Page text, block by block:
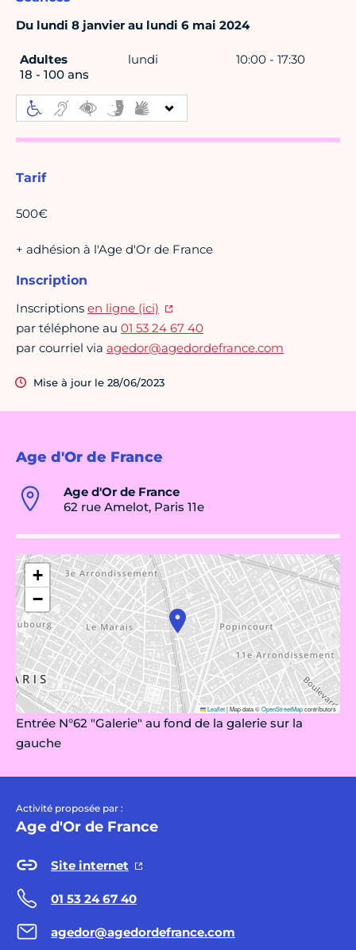
Age d'Or de France
Age d'Or de France
62 rue Amelot, Paris 11e
+
−
Leaflet|Map data ©OpenStreetMapcontributors
Entrée N°62 "Galerie" au fond de la galerie sur la
gauche
Activité proposée par :
Age d'Or de France
Site internet
01 53 24 67 40
agedor@agedordefrance.com
Du lundi 8 janvier au lundi 6 mai 2024
Adultes
18 - 100 ans
lundi 10:00 - 17:30
Tarif
500€
+ adhésion à l'Age d'Or de France
Inscription
Inscriptions en ligne (ici)
par téléphone au 01 53 24 67 40
par courriel via agedor@agedordefrance.com
Mise à jour le 28/06/2023